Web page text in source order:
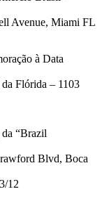
Avenue, Miami FL
à Data
Flórida – 1103
“Brazil
Blvd, Boca
12